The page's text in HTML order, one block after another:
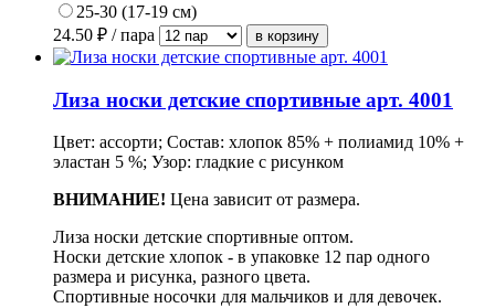
25-30 (17-19 см)
24.50 ₽ / пара
Лиза носки детские спортивные арт. 4001
Цвет: ассорти; Состав: хлопок 85% + полиамид 10% +
эластан 5 %; Узор: гладкие с рисунком
ВНИМАНИЕ! Цена зависит от размера.
Лиза носки детские спортивные оптом.
Носки детские хлопок - в упаковке 12 пар одного
размера и рисунка, разного цвета.
Спортивные носочки для мальчиков и для девочек.